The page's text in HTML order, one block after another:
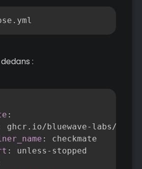
:
:
ghcr.io/bluewave- labs/
:
checkmate
: unless - stopped